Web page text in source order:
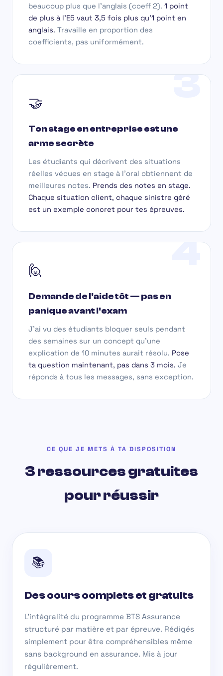
beaucoup plus que l'anglais (coeff 2). 1 point
de plus à l'E5 vaut 3,5 fois plus qu'1 point en
anglais. Travaille en proportion des
coefficients, pas uniformément.
3
🤝
Ton stage en entreprise est une
arme secrète
Les étudiants qui décrivent des situations
réelles vécues en stage à l'oral obtiennent de
meilleures notes. Prends des notes en stage.
Chaque situation client, chaque sinistre géré
est un exemple concret pour tes épreuves.
4
🙋
Demande de l'aide tôt — pas en
panique avant l'exam
J'ai vu des étudiants bloquer seuls pendant
des semaines sur un concept qu'une
explication de 10 minutes aurait résolu. Pose
ta question maintenant, pas dans 3 mois. Je
réponds à tous les messages, sans exception.
CE QUE JE METS À TA DISPOSITION
3 ressources gratuites
pour réussir
📚
Des cours complets et gratuits
L'intégralité du programme BTS Assurance
structuré par matière et par épreuve. Rédigés
simplement pour être compréhensibles même
sans background en assurance. Mis à jour
régulièrement.